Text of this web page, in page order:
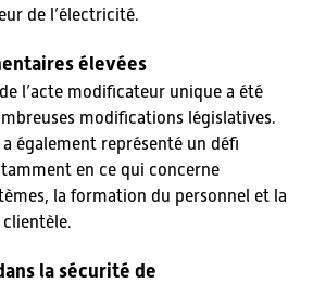
de l’électricité.
élevées
l’acte modificateur unique a été
modifications législatives.
également représenté un défi
en ce qui concerne
la formation du personnel et la
la sécurité de